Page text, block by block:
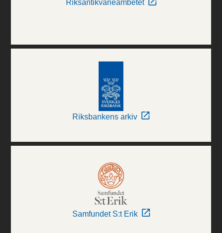
Riksantikvarieämbetet
Riksbankens arkiv
Samfundet S:t Erik